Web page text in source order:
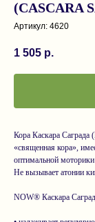
(CASCARA
Артикул: 4620
1 505 р.
Кора Каскара Саграда
«священная кора»,
оптимальной
Не вызывает атонии
NOW® Каскара